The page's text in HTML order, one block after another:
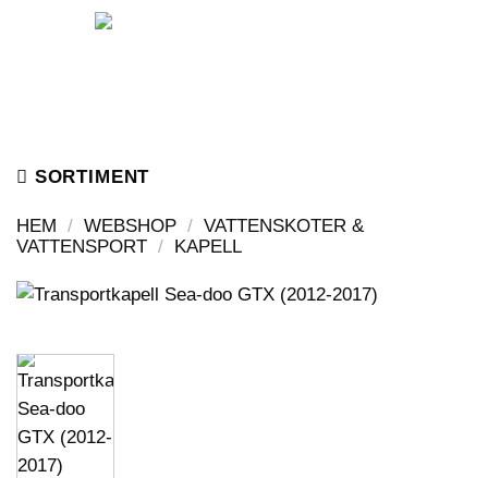
SORTIMENT
HEM / WEBSHOP / VATTENSKOTER &
VATTENSPORT / KAPELL